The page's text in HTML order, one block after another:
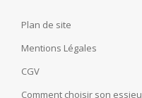
Plan de site
Mentions Légales
CGV
Comment choisir son